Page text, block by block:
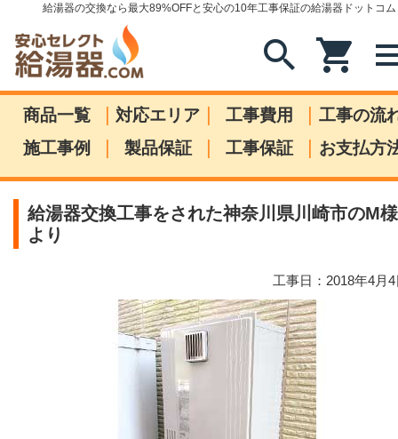
給湯器の交換なら最大89%OFFと安心の10年工事保証の給湯器ドットコム
search shopping_cart
商品一覧 | 対応エリア | 工事費用 | 工事の流
施工事例
| 製品保証 | 工事保証 | お支払方
給湯器交換工事をされた神奈川県川崎市のM様
より
工事日：2018年4月